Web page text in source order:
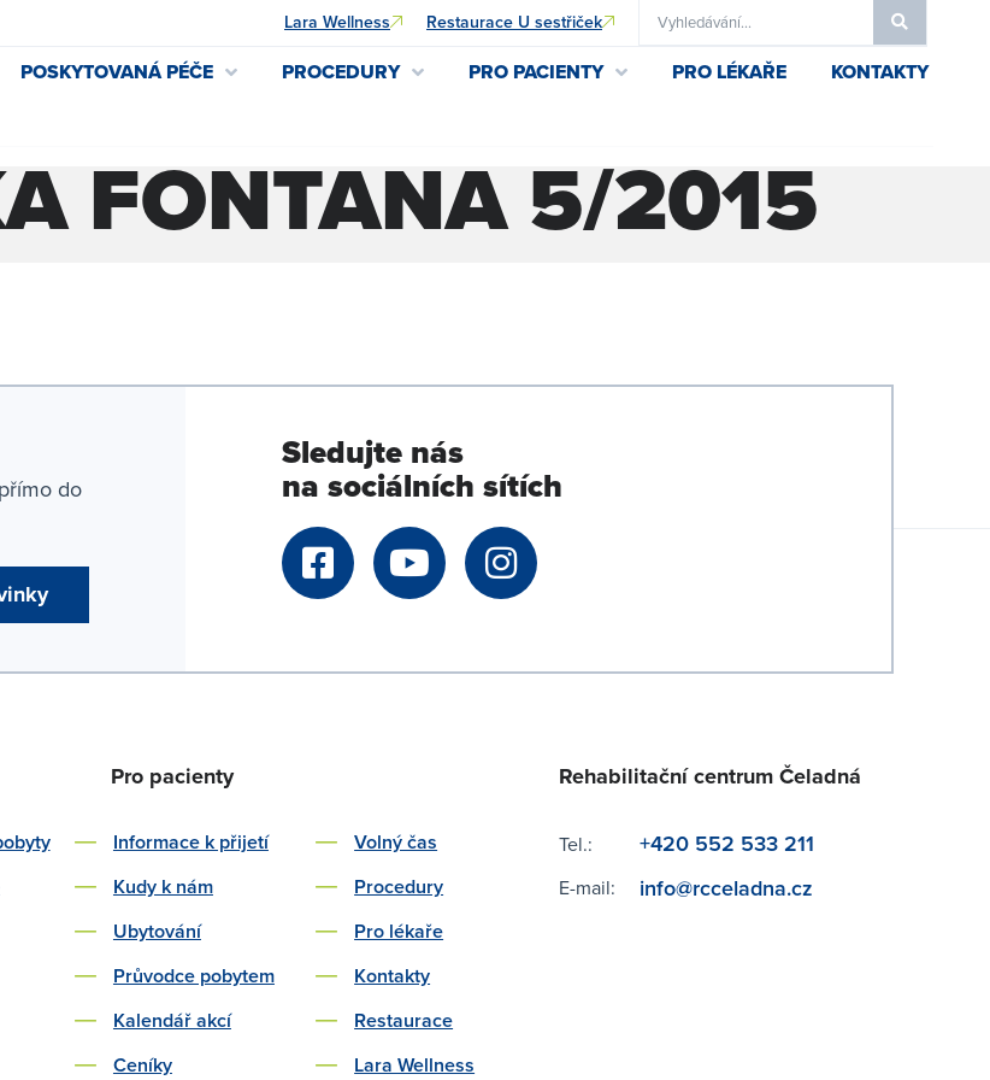
Lara Wellness Restaurace U sestřiček
POSKYTOVANÁ PÉČE PROCEDURY PRO PACIENTY PRO LÉKAŘE KONTAKTY
FONTÁNA 5/2015
do
Sledujte nás
na sociálních sítích
Pro pacienty
Informace k přijetí
Kudy k nám
Ubytování
Průvodce pobytem
Kalendář akcí
Ceníky
Volný čas
Procedury
Pro lékaře
Kontakty
Restaurace
Lara Wellness
Rehabilitační centrum Čeladná
Tel.:
E-mail:
+420 552 533 211
info@rcceladna.cz